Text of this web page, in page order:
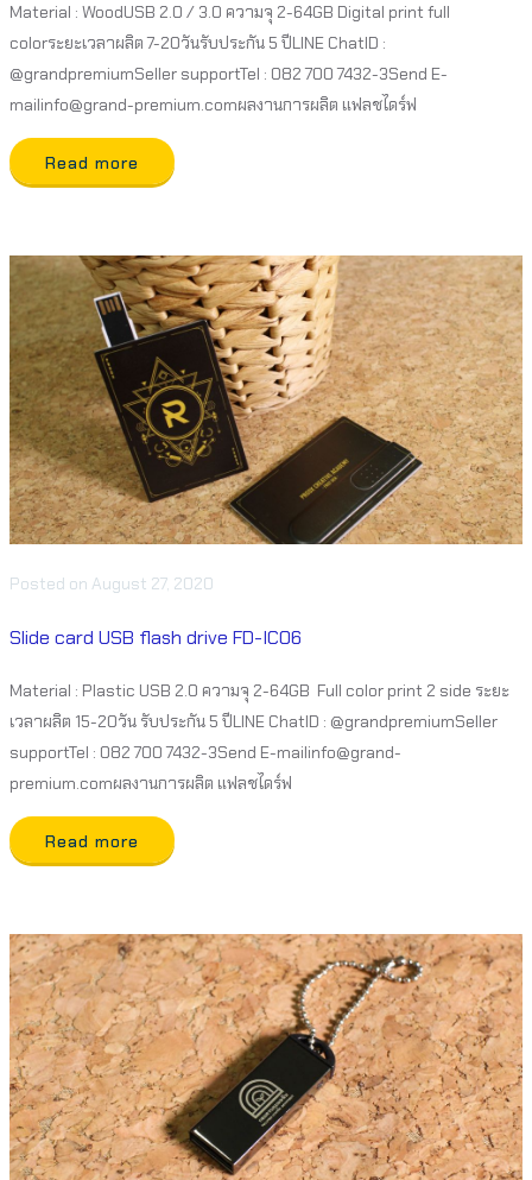
Material : WoodUSB 2.0 / 3.0 ความจุ 2-64GB Digital print full
colorระยะเวลาผลิต 7-20วันรับประกัน 5 ปีLINE ChatID :
@grandpremiumSeller supportTel : 082 700 7432-3Send E-
mailinfo@grand-premium.comผลงานการผลิต แฟลชไดร์ฟ
Read more
Posted on August 27, 2020
Slide card USB flash drive FD-IC06
Material : Plastic USB 2.0 ความจุ 2-64GB Full color print 2 side ระยะ
เวลาผลิต 15-20วัน รับประกัน 5 ปีLINE ChatID : @grandpremiumSeller
supportTel : 082 700 7432-3Send E-mailinfo@grand-
premium.comผลงานการผลิต แฟลชไดร์ฟ
Read more